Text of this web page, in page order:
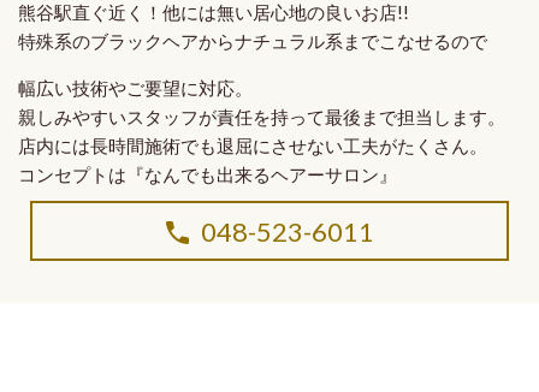
熊谷駅直ぐ近く！他には無い居心地の良いお店!!
特殊系のブラックヘアからナチュラル系 までこなせるので
幅広い技術やご要望に対応。
親しみやすいスタッフが責任を持って最後まで担当 します。
店内には長時間施術でも退屈にさせない工夫がたくさん。
コンセプトは 『なんでも出来るヘアーサロン』
048-523-6011